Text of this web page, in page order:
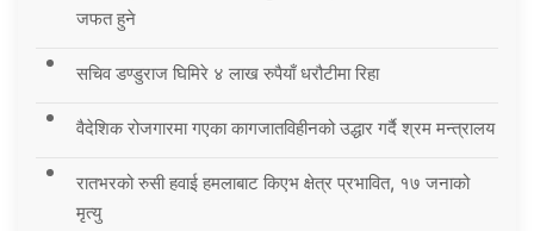
जफत हुने
सचिव डण्डुराज घिमिरे ४ लाख रुपैयाँ धरौटीमा रिहा
वैदेशिक रोजगारमा गएका कागजातविहीनको उद्धार गर्दै श्रम मन्त्रालय
रातभरको रुसी हवाई हमलाबाट किएभ क्षेत्र प्रभावित, १७ जनाको
मृत्यु